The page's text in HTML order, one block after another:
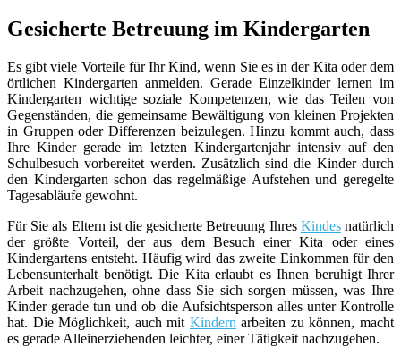
Gesicherte Betreuung im Kindergarten
Es gibt viele Vorteile für Ihr Kind, wenn Sie es in der Kita oder dem
örtlichen Kindergarten anmelden. Gerade Einzelkinder lernen im
Kindergarten wichtige soziale Kompetenzen, wie das Teilen von
Gegenständen, die gemeinsame Bewältigung von kleinen Projekten
in Gruppen oder Differenzen beizulegen. Hinzu kommt auch, dass
Ihre Kinder gerade im letzten Kindergartenjahr intensiv auf den
Schulbesuch vorbereitet werden. Zusätzlich sind die Kinder durch
den Kindergarten schon das regelmäßige Aufstehen und geregelte
Tagesabläufe gewohnt.
Für Sie als Eltern ist die gesicherte Betreuung Ihres Kindesnatürlich
der größte Vorteil, der aus dem Besuch einer Kita oder eines
Kindergartens entsteht. Häufig wird das zweite Einkommen für den
Lebensunterhalt benötigt. Die Kita erlaubt es Ihnen beruhigt Ihrer
Arbeit nachzugehen, ohne dass Sie sich sorgen müssen, was Ihre
Kinder gerade tun und ob die Aufsichtsperson alles unter Kontrolle
hat. Die Möglichkeit, auch mit Kindern arbeiten zu können, macht
es gerade Alleinerziehenden leichter, einer Tätigkeit nachzugehen.